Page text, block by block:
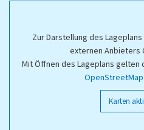
Zur Darstellung des
externen Anbieters
Mit Öffnen des Lageplans gelten
Karten